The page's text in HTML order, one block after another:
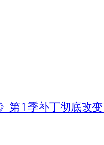
第 1 季补丁彻底改